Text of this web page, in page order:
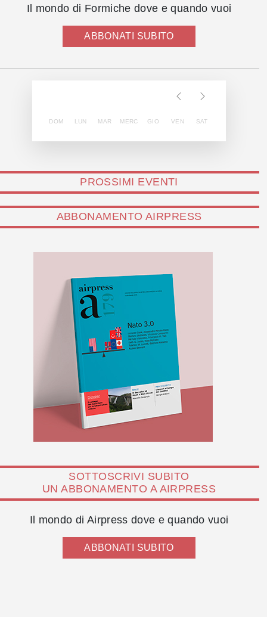
Il mondo di Formiche dove e quando vuoi
ABBONATI SUBITO
DOM LUN MAR MERC GIO VEN SAT
PROSSIMI EVENTI
ABBONAMENTO AIRPRESS
SOTTOSCRIVI SUBITO
UN ABBONAMENTO A AIRPRESS
Il mondo di Airpress dove e quando vuoi
ABBONATI SUBITO